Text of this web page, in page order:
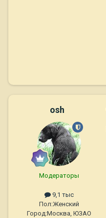
osh
Модераторы
9,1 тыс
Пол:Женский
Город:Москва, ЮЗАО